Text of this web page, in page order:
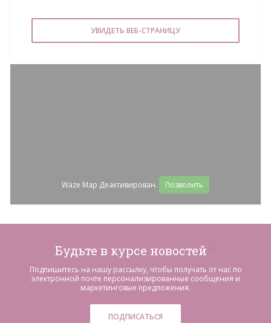
УВИДЕТЬ ВЕБ-СТРАНИЦУ
Waze Map Деактивирован. Позволить
Будьте в курсе новостей *
Подпишитесь на нашу рассылку, чтобы получать от нас по
электронной почте персонализированные сообщения и
маркетинговые предложения.
ПОДПИСАТЬСЯ